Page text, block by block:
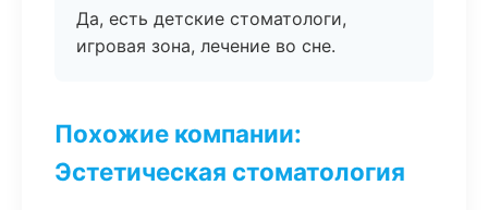
Да, есть детские стоматологи,
игровая зона, лечение во сне.
Похожие компании:
Эстетическая стоматология